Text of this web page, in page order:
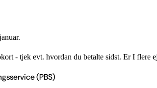
- tjek evt. hvordan du betalte sidst. Er I flere
(PBS)